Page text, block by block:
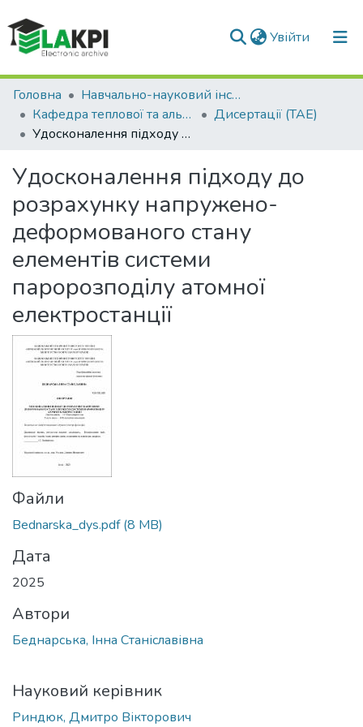
Log In (current)
Communities & Collections
All of DSpace
Home
Навчально-науковий інститут атомної та теплової енергетики (НН ІАТЕ)
Кафедра теплової та альтернативної енергетики (ТАЕ)
Дисертації (ТАЕ)
Удосконалення підходу до розрахунку напружено-деформованого стану елементів системи паророзподілу атомної електростанції
Удосконалення підходу до
розрахунку напружено-
деформованого стану
елементів системи
паророзподілу атомної
електростанції
Files
Bednarska_dys.pdf(8 MB)
Date
2025
Authors
Беднарська, Інна Станіславівна
Advisor
Риндюк, Дмитро Вікторович